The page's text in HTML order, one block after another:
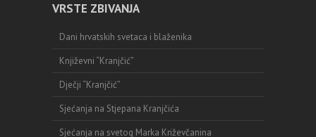
VRSTE ZBIVANJA
Dani hrvatskih svetaca i blaženika
Književni “Kranjčić”
Dječji “Kranjčić”
Sjećanja na Stjepana Kranjčića
Sjećanja na svetog Marka Križevčanina